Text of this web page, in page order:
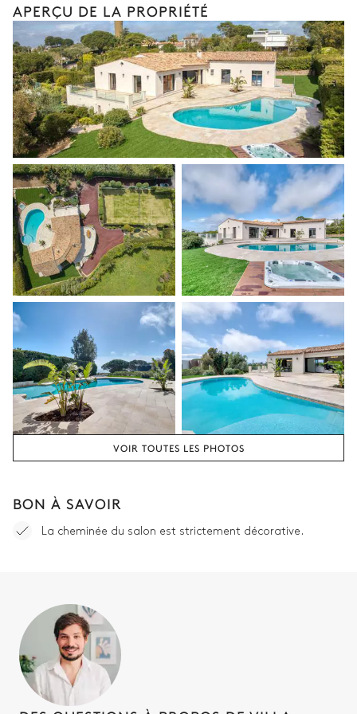
APERÇU DE LA PROPRIÉTÉ
VOIR TOUTES LES PHOTOS
BON À SAVOIR
La cheminée du salon est strictement décorative.